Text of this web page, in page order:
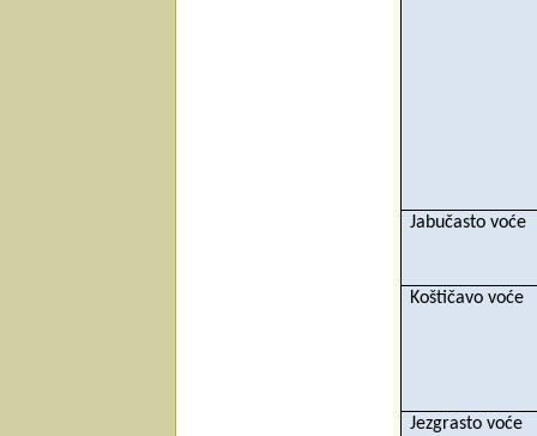
Jabučasto voće
Koštičavo voće
Jezgrasto voće